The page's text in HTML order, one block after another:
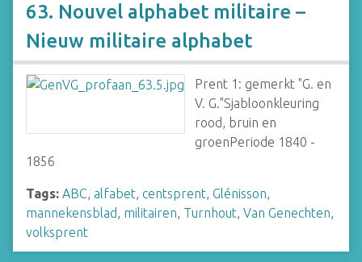
63. Nouvel alphabet militaire –
Nieuw militaire alphabet
Prent 1: gemerkt "G. en
V. G."Sjabloonkleuring
rood, bruin en
groenPeriode 1840 -
1856
Tags: ABC, alfabet, centsprent, Glénisson,
mannekensblad, militairen, Turnhout, Van Genechten,
volksprent